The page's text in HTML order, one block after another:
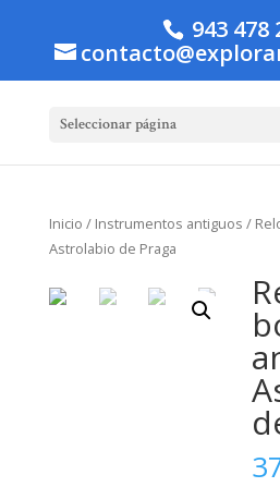
943 478
Seleccionar página
Inicio / Instrumentos antiguos /
Astrolabio de Praga